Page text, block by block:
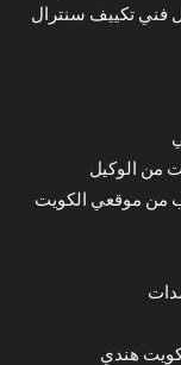
فني تكييف سنترال
من الوكيل
من موقعي الكويت
هندي